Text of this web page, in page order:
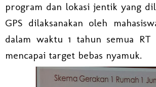
program dan lokasi jentik yang
GPS dilaksanakan oleh
dalam waktu 1 tahun semua RT
mencapai target bebas nyamuk.